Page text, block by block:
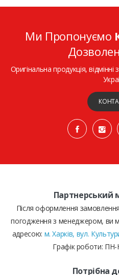
Ми Пропонуємо
Оригінальна продукція,
Партнерський
Після оформлення
погодження з менеджером, ви
адресою: м. Харків, вул.
Графік роботи:
Потрібна